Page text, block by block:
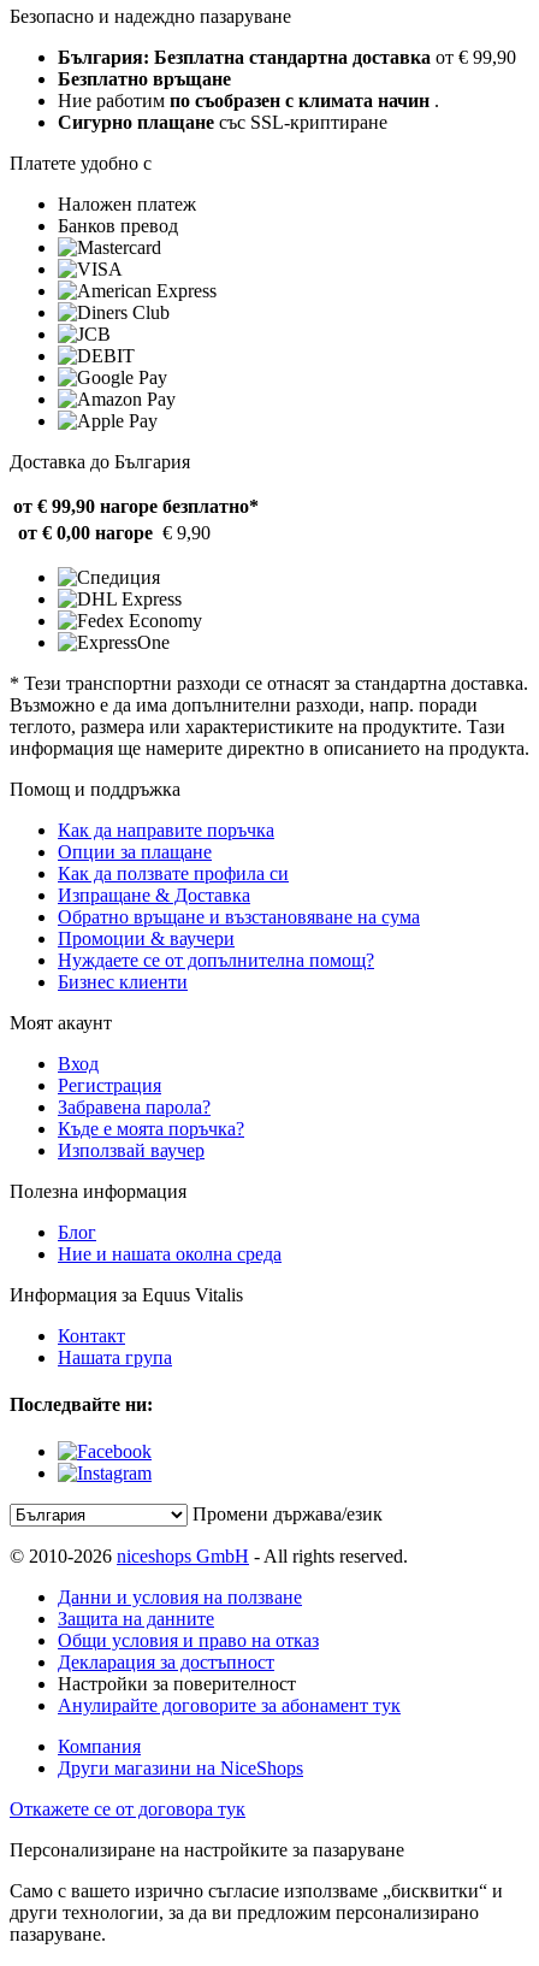
Безопасно и надеждно пазаруване
България: Безплатна стандартна доставка от € 99,90
Безплатно връщане
Ние работим по съобразен с климата начин .
Сигурно плащане със SSL-криптиране
Платете удобно с
Наложен платеж
Банков превод
Доставка до България
от € 99,90 нагоре безплатно*
от € 0,00 нагоре € 9,90
* Тези транспортни разходи се отнасят за стандартна доставка.
Възможно е да има допълнителни разходи, напр. поради
теглото, размера или характеристиките на продуктите. Тази
информация ще намерите директно в описанието на продукта.
Помощ и поддръжка
Как да направите поръчка
Опции за плащане
Как да ползвате профила си
Изпращане & Доставка
Обратно връщане и възстановяване на сума
Промоции & ваучери
Нуждаете се от допълнителна помощ?
Бизнес клиенти
Моят акаунт
Вход
Регистрация
Забравена парола?
Къде е моята поръчка?
Използвай ваучер
Полезна информация
Блог
Ние и нашата околна среда
Информация за Equus Vitalis
Контакт
Нашата група
Последвайте ни:
Промени държава/език
© 2010-2026 niceshops GmbH - All rights reserved.
Данни и условия на ползване
Защита на данните
Общи условия и право на отказ
Декларация за достъпност
Настройки за поверителност
Анулирайте договорите за абонамент тук
Компания
Други магазини на NiceShops
Откажете се от договора тук
Персонализиране на настройките за пазаруване
Само с вашето изрично съгласие използваме „бисквитки“ и
други технологии, за да ви предложим персонализирано
пазаруване.